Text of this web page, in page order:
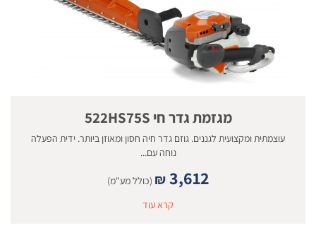
מגזמת גדר חי 522HS75S
עוצמתית ומקצועית לגננים. גוזם גדר חיה חסון ומאוזן ביותר. ידית הפעלה
נוחה עם...
₪ 3,612
(כולל מע"מ)
קרא עוד